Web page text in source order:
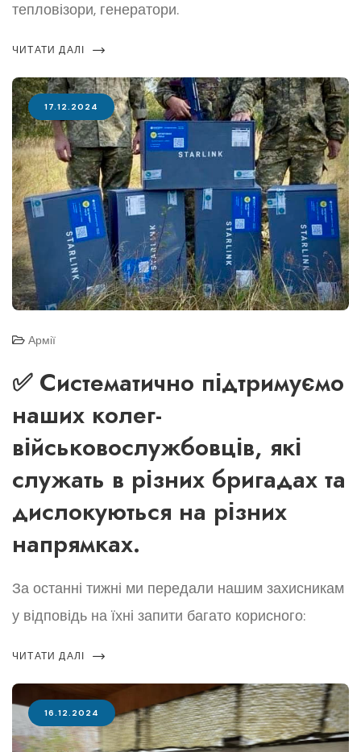
тепловізори, генератори.
ЧИТАТИ ДАЛІ
17.12.2024
Армії
✅ Систематично підтримуємо
наших колег-
військовослужбовців, які
служать в різних бригадах та
дислокуються на різних
напрямках.
За останні тижні ми передали нашим захисникам
у відповідь на їхні запити багато корисного:
ЧИТАТИ ДАЛІ
16.12.2024